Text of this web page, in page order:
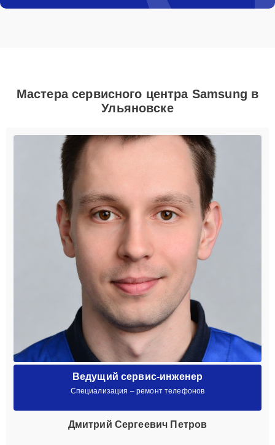
Мастера сервисного центра Samsung в
Ульяновске
Ведущий сервис-инженер
Специализация – ремонт телефонов
Дмитрий Сергеевич Петров